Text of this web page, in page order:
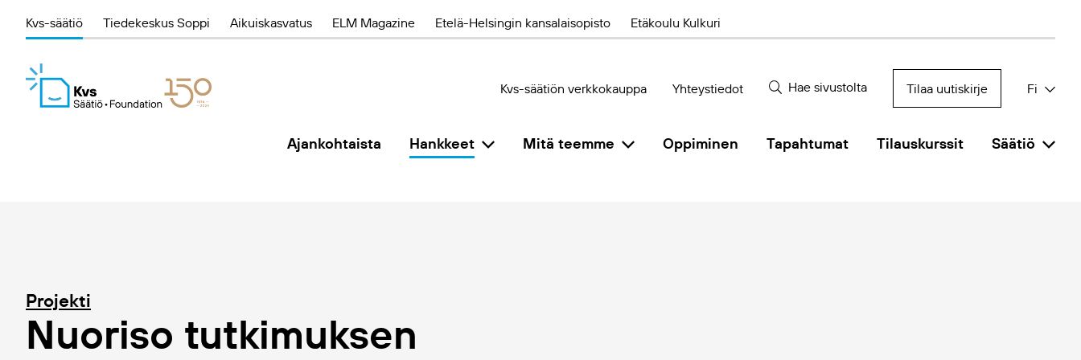
Kvs-säätiö Tiedekeskus Soppi Aikuiskasvatus ELM Magazine Etelä-Helsingin kansalaisopisto Etäkoulu Kulkuri
Kvs-säätiön verkkokauppa Yhteystiedot Hae sivustolta Tilaa uutiskirje Fi
Ajankohtaista Hankkeet Mitä teemme Oppiminen Tapahtumat Tilauskurssit Säätiö
Projekti
Nuoriso tutkimuksen